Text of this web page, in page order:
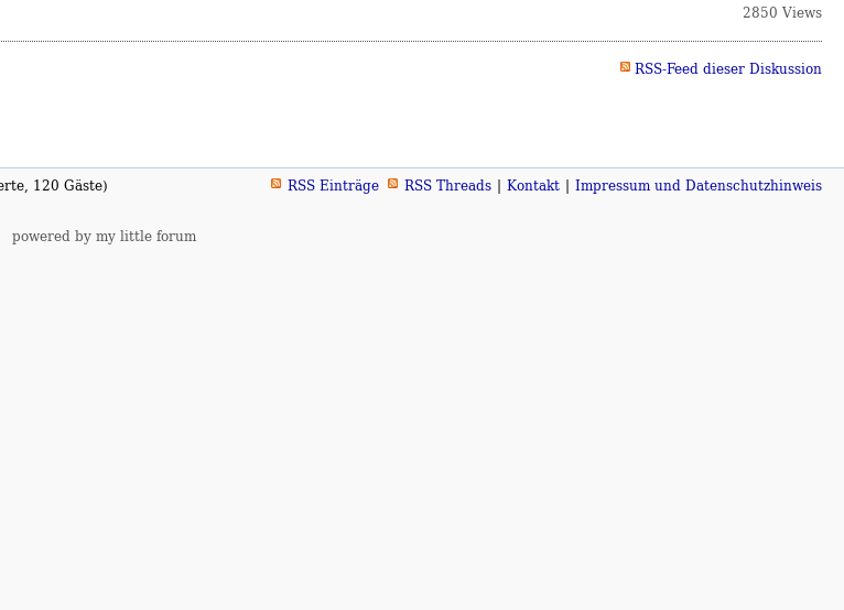
2850 Views
RSS-Feed dieser Diskussion
120 Gäste)
RSS Einträge RSS Threads Kontakt Impressum und Datenschutzhinweis
powered by my little forum